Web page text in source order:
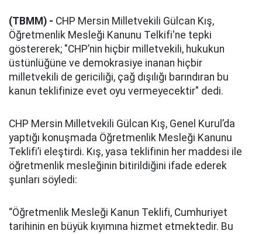
(TBMM) - CHP Mersin Milletvekili Gülcan Kış,
Öğretmenlik Mesleği Kanunu Telkifi'ne tepki
göstererek; "CHP’nin hiçbir milletvekili, hukukun
üstünlüğüne ve demokrasiye inanan hiçbir
milletvekili de gericiliği, çağ dışılığı barındıran bu
kanun teklifinize evet oyu vermeyecektir" dedi.
CHP Mersin Milletvekili Gülcan Kış, Genel Kurul’da
yaptığı konuşmada Öğretmenlik Mesleği Kanunu
Teklifi’i eleştirdi. Kış, yasa teklifinin her maddesi ile
öğretmenlik mesleğinin bitirildiğini ifade ederek
şunları söyledi:
“Öğretmenlik Mesleği Kanun Teklifi, Cumhuriyet
tarihinin en büyük kıyımına hizmet etmektedir. Bu